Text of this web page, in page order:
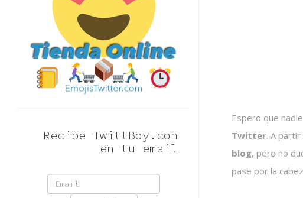
Espero que
Twitter. A
blog, pero no
pase por la
Recibe TwittBoy.con
en tu email